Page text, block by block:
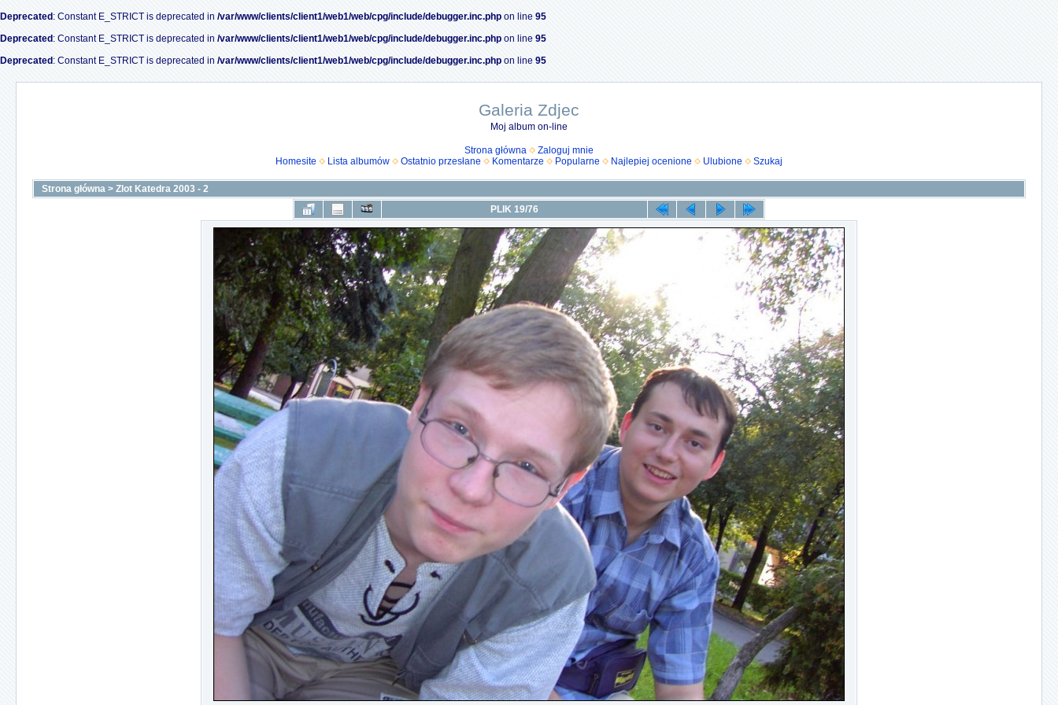
Deprecated : Constant E_STRICT is deprecated in /var/www/clients/client1/web1/web/cpg/include/debugger.inc.php on line 95
Deprecated : Constant E_STRICT is deprecated in /var/www/clients/client1/web1/web/cpg/include/debugger.inc.php on line 95
Deprecated : Constant E_STRICT is deprecated in /var/www/clients/client1/web1/web/cpg/include/debugger.inc.php on line 95
Galeria Zdjec
Moj album on-line
Strona główna
Zaloguj mnie
Homesite
Lista albumów Ostatnio przesłane Komentarze Popularne Najlepiej ocenione Ulubione Szukaj
Strona główna > Zlot Katedra 2003 - 2
PLIK 19/76